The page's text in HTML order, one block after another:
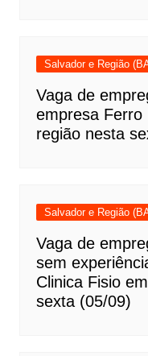
Salvador e Região
Vaga de
empresa Ferro
região nesta
Salvador e Região
Vaga de
sem
Clinica Fisio
sexta (05/09)